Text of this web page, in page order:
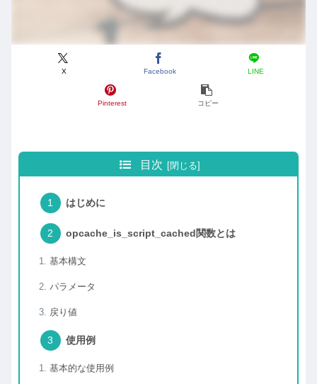
X Facebook LINE
Pinterest コピー
目次
はじめに
opcache_is_script_cached関数とは
基本構文
パラメータ
戻り値
使用例
基本的な使用例